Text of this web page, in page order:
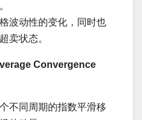
波动性的变化，同时也
卖状态。
Convergence
不同周期的指数平滑移